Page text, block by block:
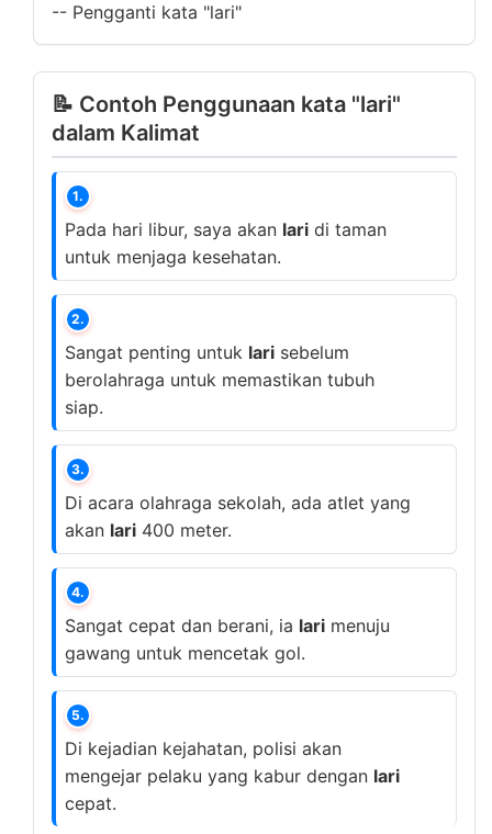
-- Pengganti kata "lari"
📝 Contoh Penggunaan kata "lari"
dalam Kalimat
1.
Pada hari libur, saya akan lari di taman
untuk menjaga kesehatan.
2.
Sangat penting untuk lari sebelum
berolahraga untuk memastikan tubuh
siap.
3.
Di acara olahraga sekolah, ada atlet yang
akan lari 400 meter.
4.
Sangat cepat dan berani, ia lari menuju
gawang untuk mencetak gol.
5.
Di kejadian kejahatan, polisi akan
mengejar pelaku yang kabur dengan lari
cepat.